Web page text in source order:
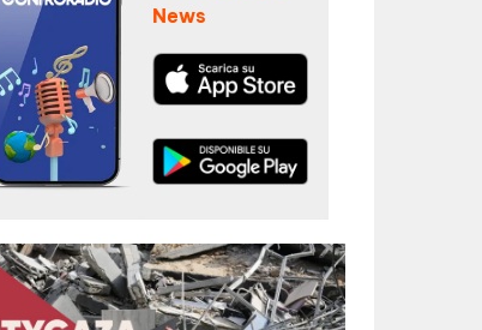
News